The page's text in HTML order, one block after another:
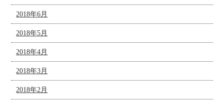
2018年6月
2018年5月
2018年4月
2018年3月
2018年2月